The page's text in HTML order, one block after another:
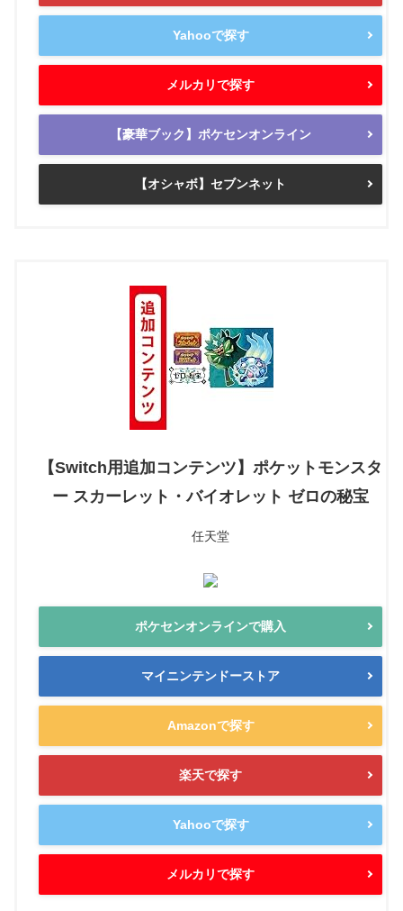
Yahooで探す
メルカリで探す
【豪華ブック】ポケセンオンライン
【オシャボ】セブンネット
【Switch用追加コンテンツ】ポケットモンスタ
ー スカーレット・バイオレット ゼロの秘宝
任天堂
ポケセンオンラインで購入
マイニンテンドーストア
Amazonで探す
楽天で探す
Yahooで探す
メルカリで探す